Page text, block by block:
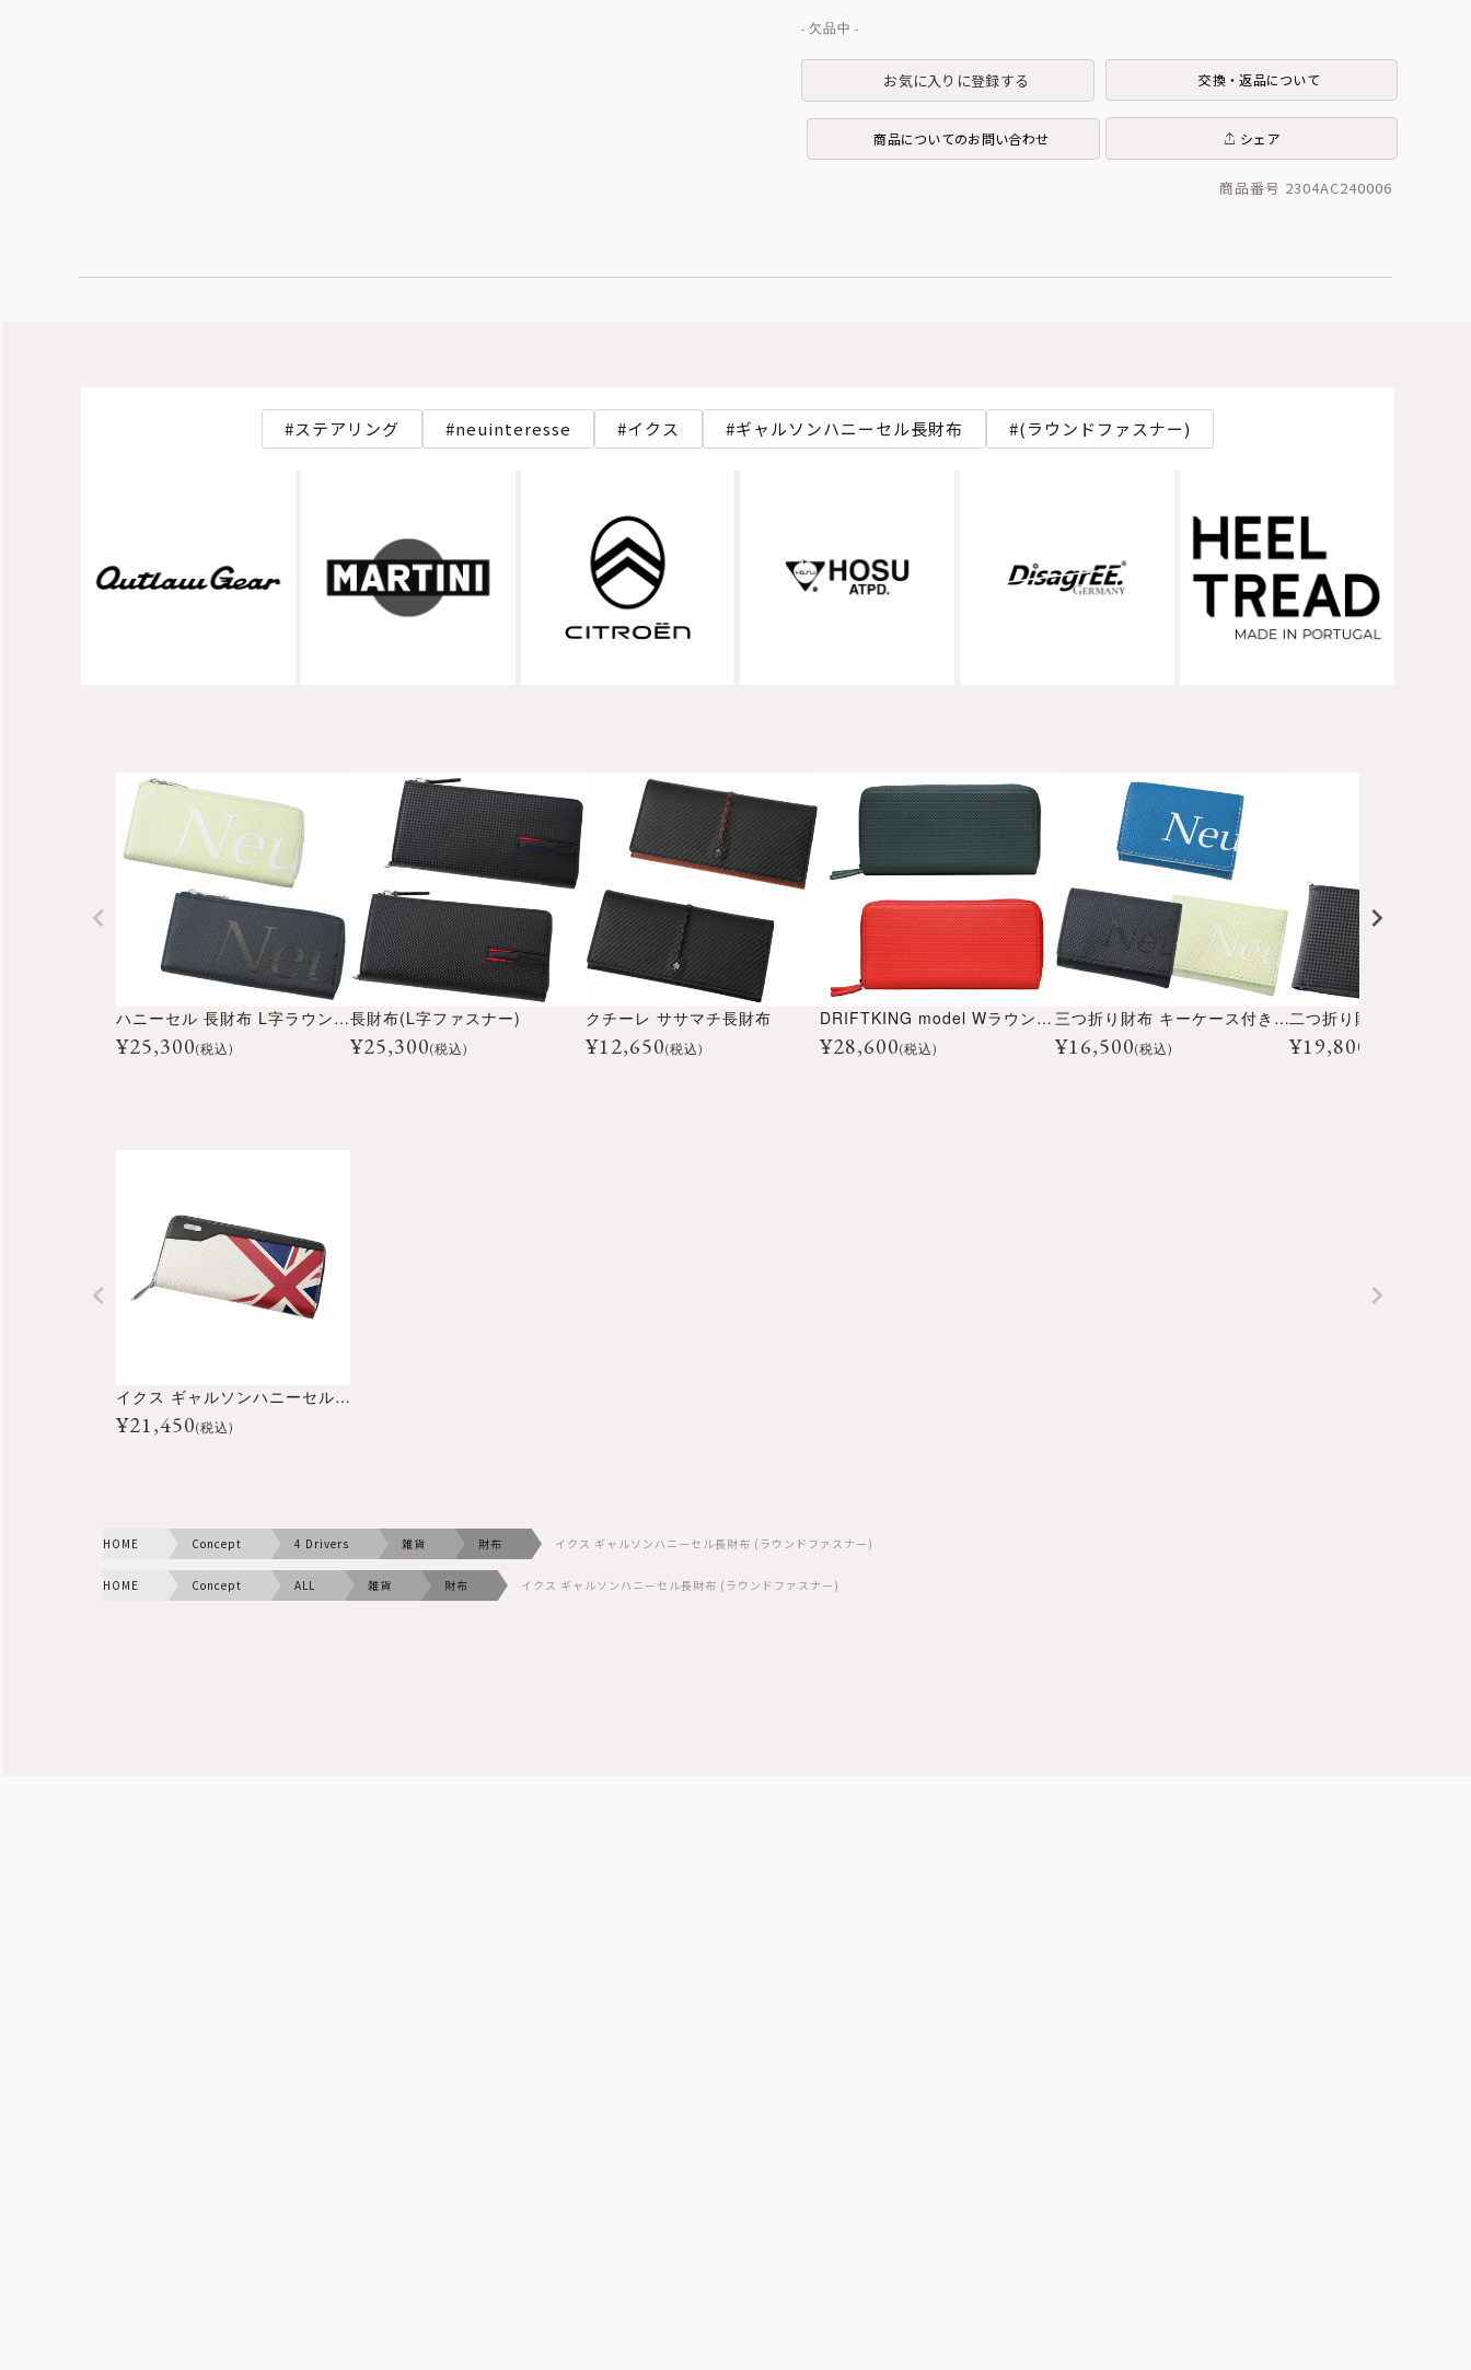
お気に入りに登録する 交換・返品について
商品についてのお問い合わせ シェア
商品番号 2304AC240006
ステアリング neuinteresse イクス ギャルソンハニーセル長財布 (ラウンドファスナー)
ハニーセル 長財布 L字ラウンドファスナー 下田紗弥加モデル
¥25,300(税込)
長財布(L字ファスナー)
¥25,300(税込)
クチーレ ササマチ長財布
¥12,650(税込)
DRIFTKING model Wラウンドファスナー長財布
¥28,600(税込)
三つ折り財布 キーケース付き 下田紗弥加モデル
¥16,500(税込) ¥19,800
イクス ギャルソンハニーセル長財布 (ラウンドファスナー)
¥21,450(税込)
HOME Concept 4 Drivers 雑貨 財布 イクス ギャルソンハニーセル長財布 (ラウンドファスナー)
HOME Concept ALL 雑貨 財布 イクス ギャルソンハニーセル長財布 (ラウンドファスナー)